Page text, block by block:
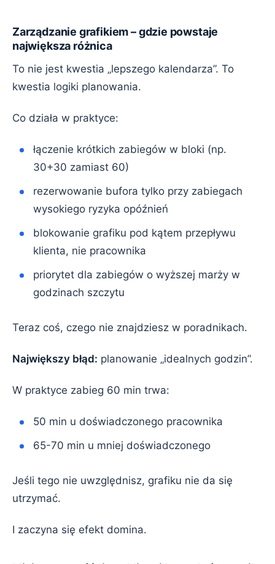
Zarządzanie grafikiem – gdzie powstaje
największa różnica
To nie jest kwestia „lepszego kalendarza”. To
kwestia logiki planowania.
Co działa w praktyce:
łączenie krótkich zabiegów w bloki (np.
30+30 zamiast 60)
rezerwowanie bufora tylko przy zabiegach
wysokiego ryzyka opóźnień
blokowanie grafiku pod kątem przepływu
klienta, nie pracownika
priorytet dla zabiegów o wyższej marży w
godzinach szczytu
Teraz coś, czego nie znajdziesz w poradnikach.
Największy błąd: planowanie „idealnych godzin”.
W praktyce zabieg 60 min trwa:
50 min u doświadczonego pracownika
65-70 min u mniej doświadczonego
Jeśli tego nie uwzględnisz, grafiku nie da się
utrzymać.
I zaczyna się efekt domina.